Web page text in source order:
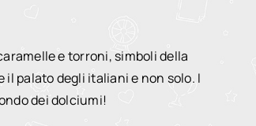
e torroni, simboli della
palato degli italiani e non solo. I
dei dolciumi!